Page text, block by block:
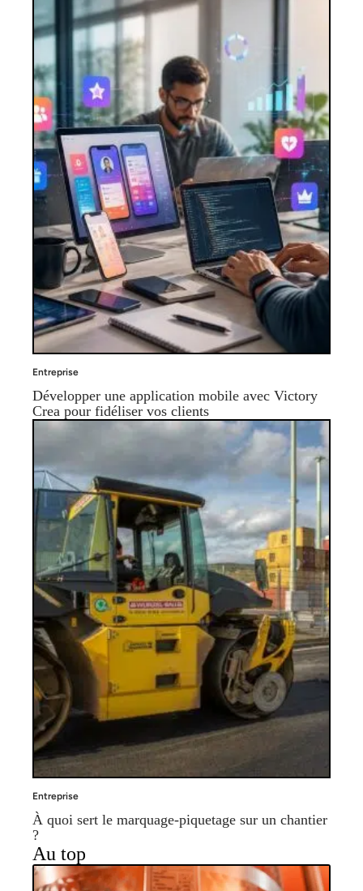
Entreprise
Développer une application mobile avec Victory
Crea pour fidéliser vos clients
Entreprise
À quoi sert le marquage-piquetage sur un chantier
?
Au top